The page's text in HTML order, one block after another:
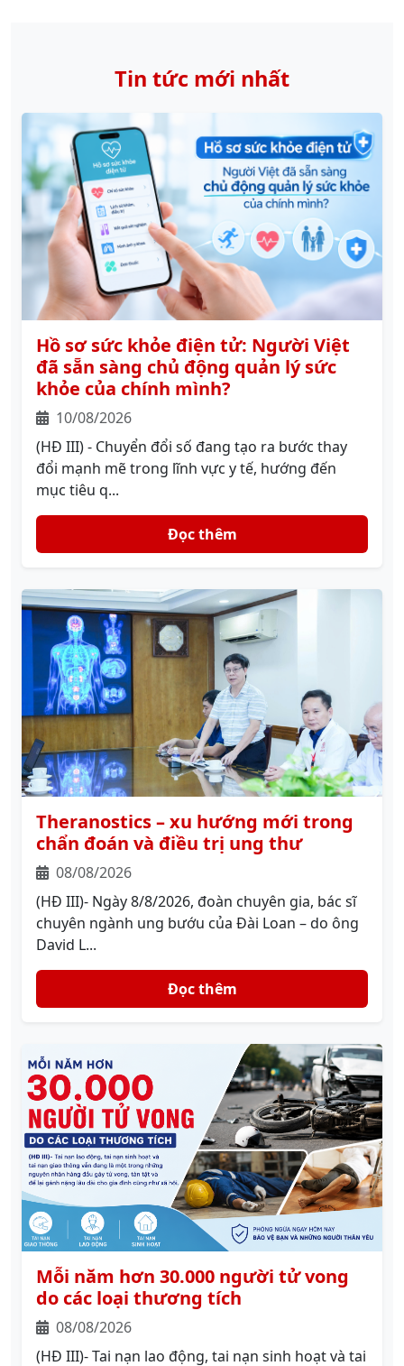
Tin tức mới nhất
Hồ sơ sức khỏe điện tử: Người Việt
đã sẵn sàng chủ động quản lý sức
khỏe của chính mình?
10/08/2026
(HĐ III) - Chuyển đổi số đang tạo ra bước thay
đổi mạnh mẽ trong lĩnh vực y tế, hướng đến
mục tiêu q...
Đọc thêm
Theranostics – xu hướng mới trong
chẩn đoán và điều trị ung thư
08/08/2026
(HĐ III)- Ngày 8/8/2026, đoàn chuyên gia, bác sĩ
chuyên ngành ung bướu của Đài Loan – do ông
David L...
Đọc thêm
Mỗi năm hơn 30.000 người tử vong
do các loại thương tích
08/08/2026
(HĐ III)- Tai nạn lao động, tai nạn sinh hoạt và tai